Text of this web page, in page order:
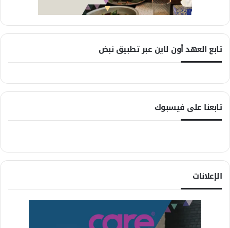
تابع العهد أون لاين عبر تطبيق نبض
تابعنا على فيسبوك
الإعلانات